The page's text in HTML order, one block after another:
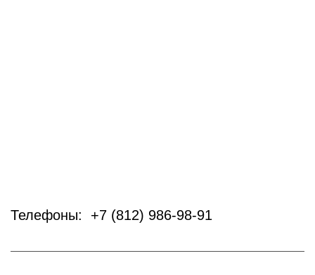
Телефоны: +7 (812) 986-98-91